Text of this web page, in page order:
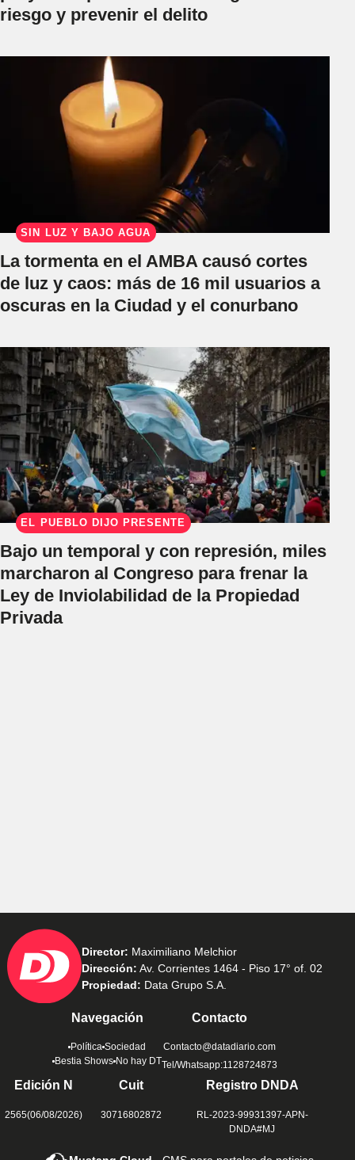
riesgo y prevenir el delito
SIN LUZ Y BAJO AGUA
La tormenta en el AMBA causó cortes
de luz y caos: más de 16 mil usuarios a
oscuras en la Ciudad y el conurbano
EL PUEBLO DIJO PRESENTE
Bajo un temporal y con represión, miles
marcharon al Congreso para frenar la
Ley de Inviolabilidad de la Propiedad
Privada
Director: Maximiliano Melchior
Dirección: Av. Corrientes 1464 - Piso 17° of. 02
Propiedad: Data Grupo S.A.
Navegación
Política Sociedad
Bestia Shows No hay DT
Contacto
Contacto@datadiario.com
Tel/Whatsapp:1128724873
Edición N
2565(06/08/2026)
Cuit
30716802872
Registro DNDA
RL-2023-99931397-APN-
DNDA#MJ